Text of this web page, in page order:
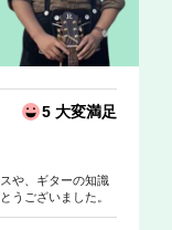
5 大変満足
や、ギターの知識
うございました。